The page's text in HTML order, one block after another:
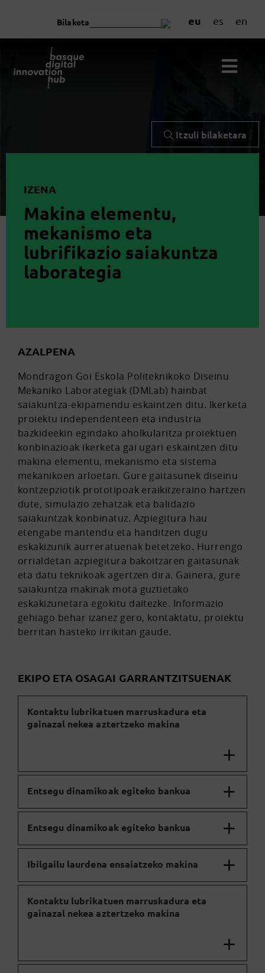
eu es en
Bilaketa
Itzuli bilaketara
IZENA
Makina elementu,
mekanismo eta
lubrifikazio saiakuntza
laborategia
AZALPENA
Mondragon Goi Eskola Politeknikoko Diseinu
Mekaniko Laborategiak (DMLab) hainbat
saiakuntza-ekipamendu eskaintzen ditu. Ikerketa
proiektu independenteen eta industria
bazkideekin egindako aholkularitza proiektuen
konbinazioak ikerketa gai ugari eskaintzen ditu
makina elementu, mekanismo eta sistema
mekanikoen arloetan. Gure gaitasunek diseinu
kontzepziotik prototipoak eraikitzeraino hartzen
dute, simulazio zehatzak eta balidazio
saiakuntzak konbinatuz. Azpiegitura hau
etengabe mantendu eta handitzen dugu
eskakizunik aurreratuenak betetzeko. Hurrengo
orrialdetan azpiegitura bakoitzaren gaitasunak
eta datu teknikoak agertzen dira. Gainera, gure
saiakuntza makinak mota guztietako
eskakizunetara egokitu daitezke. Informazio
gehiago behar izanez gero, kontaktatu, proiektu
berritan hasteko irrikitan gaude.
EKIPO ETA OSAGAI GARRANTZITSUENAK
Kontaktu lubrikatuen marruskadura eta
gainazal nekea aztertzeko makina
Entsegu dinamikoak egiteko bankua
Entsegu dinamikoak egiteko bankua
Ibilgailu laurdena ensaiatzeko makina
Kontaktu lubrikatuen marruskadura eta
gainazal nekea aztertzeko makina